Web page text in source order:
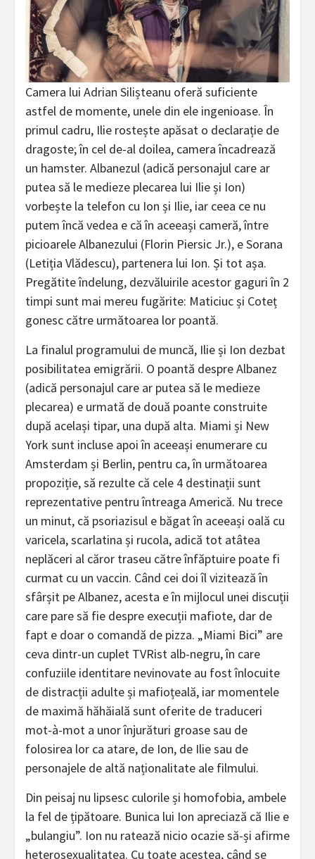
Camera lui Adrian Silișteanu oferă suficiente
astfel de momente, unele din ele ingenioase. În
primul cadru, Ilie rostește apăsat o declarație de
dragoste; în cel de-al doilea, camera încadrează
un hamster. Albanezul (adică personajul care ar
putea să le medieze plecarea lui Ilie și Ion)
vorbește la telefon cu Ion și Ilie, iar ceea ce nu
putem încă vedea e că în aceeași cameră, între
picioarele Albanezului (Florin Piersic Jr.), e Sorana
(Letiția Vlădescu), partenera lui Ion. Și tot așa.
Pregătite îndelung, dezvăluirile acestor gaguri în 2
timpi sunt mai mereu fugărite: Maticiuc și Coteț
gonesc către următoarea lor poantă.
La finalul programului de muncă, Ilie și Ion dezbat
posibilitatea emigrării. O poantă despre Albanez
(adică personajul care ar putea să le medieze
plecarea) e urmată de două poante construite
după același tipar, una după alta. Miami și New
York sunt incluse apoi în aceeași enumerare cu
Amsterdam și Berlin, pentru ca, în următoarea
propoziție, să rezulte că cele 4 destinații sunt
reprezentative pentru întreaga Americă. Nu trece
un minut, că psoriazisul e băgat în aceeași oală cu
varicela, scarlatina și rucola, adică tot atâtea
neplăceri al căror traseu către înfăptuire poate fi
curmat cu un vaccin. Când cei doi îl vizitează în
sfârșit pe Albanez, acesta e în mijlocul unei discuții
care pare să fie despre execuții mafiote, dar de
fapt e doar o comandă de pizza. „Miami Bici” are
ceva dintr-un cuplet TVRist alb-negru, în care
confuziile identitare nevinovate au fost înlocuite
de distracții adulte și mafioțeală, iar momentele
de maximă hăhăială sunt oferite de traduceri
mot-à-mot a unor înjurături groase sau de
folosirea lor ca atare, de Ion, de Ilie sau de
personajele de altă naționalitate ale filmului.
Din peisaj nu lipsesc culorile și homofobia, ambele
la fel de țipătoare. Bunica lui Ion apreciază că Ilie e
„bulangiu”. Ion nu ratează nicio ocazie să-și afirme
heterosexualitatea. Cu toate acestea, când se